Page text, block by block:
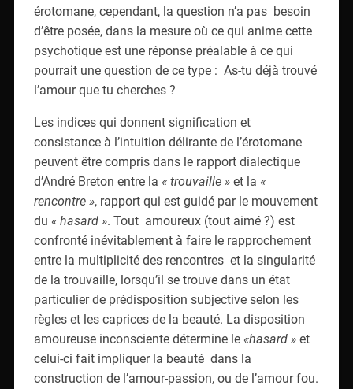
érotomane, cependant, la question n’a pas besoin
d’être posée, dans la mesure où ce qui anime cette
psychotique est une réponse préalable à ce qui
pourrait une question de ce type : As-tu déjà trouvé
l’amour que tu cherches ?
Les indices qui donnent signification et
consistance à l’intuition délirante de l’érotomane
peuvent être compris dans le rapport dialectique
d’André Breton entre la « trouvaille » et la «
rencontre », rapport qui est guidé par le mouvement
du « hasard ». Tout amoureux (tout aimé ?) est
confronté inévitablement à faire le rapprochement
entre la multiplicité des rencontres et la singularité
de la trouvaille, lorsqu’il se trouve dans un état
particulier de prédisposition subjective selon les
règles et les caprices de la beauté. La disposition
amoureuse inconsciente détermine le «hasard »et
celui-ci fait impliquer la beauté dans la
construction de l’amour-passion, ou de l’amour fou.